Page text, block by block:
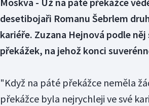
desetibojaři Romanu Šebrlem
kariéře. Zuzana Hejnová podle
překážek, na jehož konci
"Když na páté překážce neměla
překážce byla nejrychleji ve své